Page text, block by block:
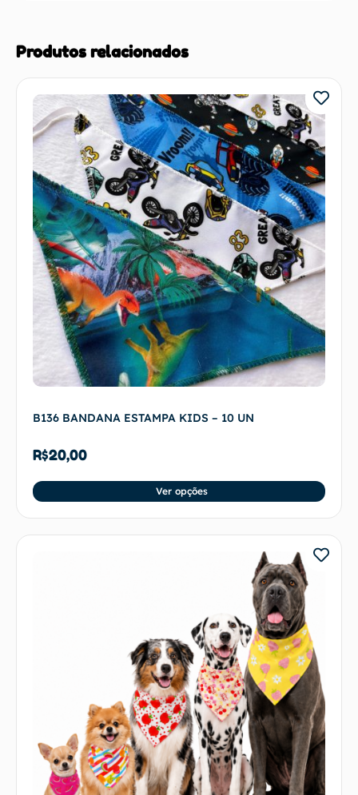
Produtos relacionados
B136 BANDANA ESTAMPA KIDS – 10 UN
R$20,00
Ver opções